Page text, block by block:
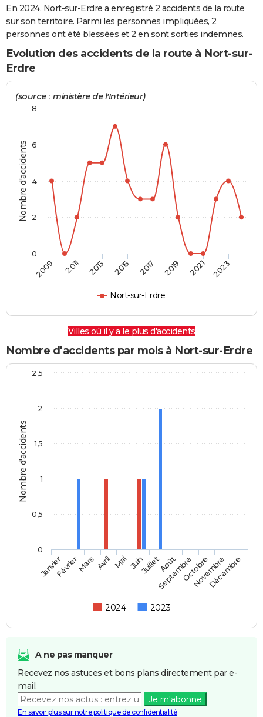
Destinations
City break
Voyage nature
Voyage de noces
Forum
Climat
+
GUIDES D'ACHAT
BONS PLANS
Carte de Noël
Carte Bonne année
Carte Saint-Valentin
Carte Pâques
Carte d'anniversaire
DICTIONNAIRE
COPAINS D'AVANT
S'inscrire
Se connecter
Lycées
Collèges
Primaires
Universités
Entreprises
Service militaire
Avis de recherche
AVIS DE DÉCÈS
FORUM
En 2024, Nort-sur-Erdre a enregistré 2 accidents de la route
sur son territoire. Parmi les personnes impliquées, 2
personnes ont été blessées et 2 en sont sorties indemnes.
Evolution des accidents de la route à Nort-sur-
Erdre
Nombre d'accidents
(source : ministère de l'Intérieur)
Nort-sur-Erdre
2009 2011 2013 2015 2017 2019 2021 2023
0
2
4
6
8
Villes où il y a le plus d'accidents
Nombre d'accidents par mois à Nort-sur-Erdre
Nombre d'accidents
2024 2023
JanvierFévrierMars Avril Mai JuinJuilletAoût
SeptembreOctobre
Novembre
Décembre
0
0,5
1
1,5
2
2,5
A ne pas manquer
Recevez nos astuces et bons plans directement par e-
mail.
Je m'abonne
En savoir plus sur notre politique de confidentialité